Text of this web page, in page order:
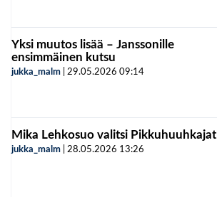
Yksi muutos lisää – Janssonille
ensimmäinen kutsu
jukka_malm 29.05.2026 09:14
Mika Lehkosuo valitsi Pikkuhuuhkajat
jukka_malm 28.05.2026 13:26